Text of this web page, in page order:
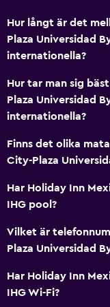
Hur långt är det
Plaza Universidad
internationella?
Hur tar man sig
Plaza Universidad
internationella?
Finns det olika
City-Plaza
Har Holiday Inn
IHG pool?
Vilket är
Plaza Universidad
Har Holiday Inn
IHG Wi-Fi?